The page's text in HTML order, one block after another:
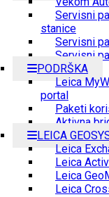
Servisni
stanice
Servisni
Servisni
PODRŠKA
Leica
portal
Paketi
Aktivna
LEICA
Leica
Leica
Leica
Leica